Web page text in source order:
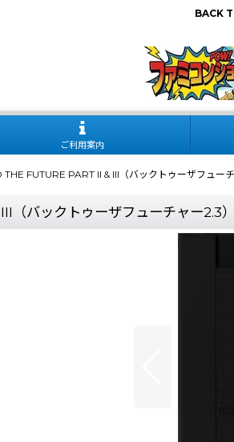
BACK
ご利用案内
FUTURE PART II & III（バックトゥーザフューチ
バックトゥーザフューチャー2.3）